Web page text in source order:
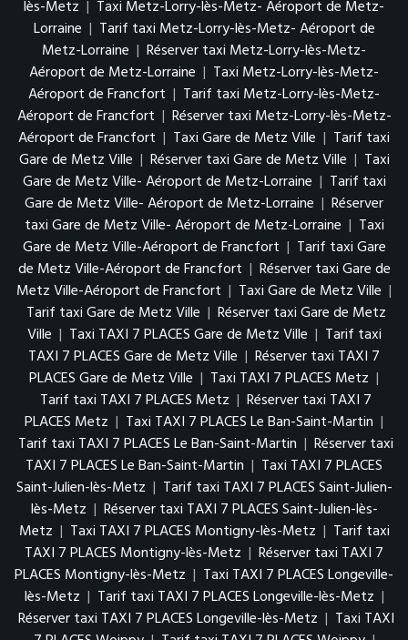
lès-Metz | Taxi Metz-Lorry-lès-Metz- Aéroport de Metz-
Lorraine | Tarif taxi Metz-Lorry-lès-Metz- Aéroport de
Metz-Lorraine | Réserver taxi Metz-Lorry-lès-Metz-
Aéroport de Metz-Lorraine | Taxi Metz-Lorry-lès-Metz-
Aéroport de Francfort | Tarif taxi Metz-Lorry-lès-Metz-
Aéroport de Francfort | Réserver taxi Metz-Lorry-lès-Metz-
Aéroport de Francfort | Taxi Gare de Metz Ville | Tarif taxi
Gare de Metz Ville | Réserver taxi Gare de Metz Ville | Taxi
Gare de Metz Ville- Aéroport de Metz-Lorraine | Tarif taxi
Gare de Metz Ville- Aéroport de Metz-Lorraine | Réserver
taxi Gare de Metz Ville- Aéroport de Metz-Lorraine | Taxi
Gare de Metz Ville-Aéroport de Francfort | Tarif taxi Gare
de Metz Ville-Aéroport de Francfort | Réserver taxi Gare de
Metz Ville-Aéroport de Francfort | Taxi Gare de Metz Ville |
Tarif taxi Gare de Metz Ville | Réserver taxi Gare de Metz
Ville | Taxi TAXI 7 PLACES Gare de Metz Ville | Tarif taxi
TAXI 7 PLACES Gare de Metz Ville | Réserver taxi TAXI 7
PLACES Gare de Metz Ville | Taxi TAXI 7 PLACES Metz |
Tarif taxi TAXI 7 PLACES Metz | Réserver taxi TAXI 7
PLACES Metz | Taxi TAXI 7 PLACES Le Ban-Saint-Martin |
Tarif taxi TAXI 7 PLACES Le Ban-Saint-Martin | Réserver taxi
TAXI 7 PLACES Le Ban-Saint-Martin | Taxi TAXI 7 PLACES
Saint-Julien-lès-Metz | Tarif taxi TAXI 7 PLACES Saint-Julien-
lès-Metz | Réserver taxi TAXI 7 PLACES Saint-Julien-lès-
Metz | Taxi TAXI 7 PLACES Montigny-lès-Metz | Tarif taxi
TAXI 7 PLACES Montigny-lès-Metz | Réserver taxi TAXI 7
PLACES Montigny-lès-Metz | Taxi TAXI 7 PLACES Longeville-
lès-Metz | Tarif taxi TAXI 7 PLACES Longeville-lès-Metz |
Réserver taxi TAXI 7 PLACES Longeville-lès-Metz | Taxi TAXI